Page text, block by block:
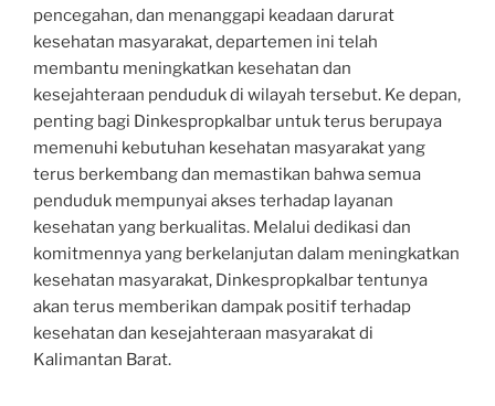
pencegahan, dan menanggapi keadaan darurat
kesehatan masyarakat, departemen ini telah
membantu meningkatkan kesehatan dan
kesejahteraan penduduk di wilayah tersebut. Ke depan,
penting bagi Dinkespropkalbar untuk terus berupaya
memenuhi kebutuhan kesehatan masyarakat yang
terus berkembang dan memastikan bahwa semua
penduduk mempunyai akses terhadap layanan
kesehatan yang berkualitas. Melalui dedikasi dan
komitmennya yang berkelanjutan dalam meningkatkan
kesehatan masyarakat, Dinkespropkalbar tentunya
akan terus memberikan dampak positif terhadap
kesehatan dan kesejahteraan masyarakat di
Kalimantan Barat.